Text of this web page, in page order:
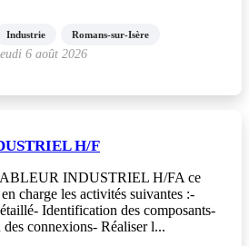
Industrie Romans-sur-Isère
6 août 2026
H/F
INDUSTRIEL H/FA ce
charge les activités suivantes :-
Identification des composants-
connexions- Réaliser l...